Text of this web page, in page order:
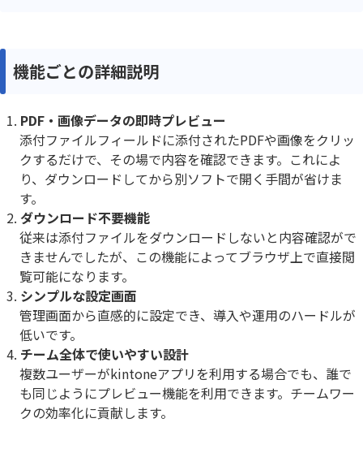
機能ごとの詳細説明
PDF・画像データの即時プレビュー
添付ファイルフィールドに添付されたPDFや画像をクリッ
クするだけで、その場で内容を確認できます。これによ
り、ダウンロードしてから別ソフトで開く手間が省けま
す。
ダウンロード不要機能
従来は添付ファイルをダウンロードしないと内容確認がで
きませんでしたが、この機能によってブラウザ上で直接閲
覧可能になります。
シンプルな設定画面
管理画面から直感的に設定でき、導入や運用のハードルが
低いです。
チーム全体で使いやすい設計
複数ユーザーがkintoneアプリを利用する場合でも、誰で
も同じようにプレビュー機能を利用できます。チームワー
クの効率化に貢献します。